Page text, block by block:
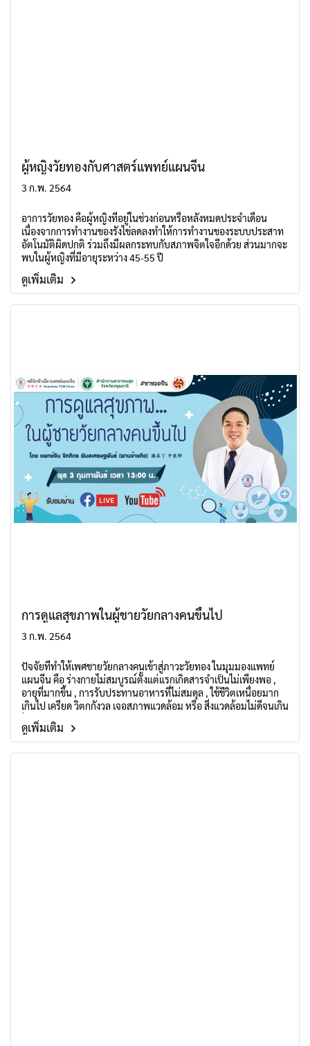
ผู้หญิงวัยทองกับศาสตร์แพทย์แผนจีน
3 ก.พ. 2564
อาการวัยทอง คือผู้หญิงที่อยู่ในช่วงก่อนหรือหลังหมดประจำเดือน
เนื่องจากการทำงานของรังไข่ลดลงทำให้การทำงานของระบบประสาท
อัตโนมัติผิดปกติ ร่วมถึงมีผลกระทบกับสภาพจิตใจอีกด้วย ส่วนมากจะ
พบในผู้หญิงที่มีอายุระหว่าง 45-55 ปี
ดูเพิ่มเติม
การดูแลสุขภาพในผู้ชายวัยกลางคนขึ้นไป
3 ก.พ. 2564
ปัจจัยที่ทำให้เพศชายวัยกลางคนเข้าสู่ภาวะวัยทอง ในมุมมองแพทย์
แผนจีน คือ ร่างกายไม่สมบูรณ์ตั้งแต่แรกเกิดสารจำเป็นไม่เพียงพอ ,
อายุที่มากขึ้น , การรับประทานอาหารที่ไม่สมดุล , ใช้ชีวิตเหนื่อยมาก
เกินไป เครียด วิตกกังวล เจอสภาพแวดล้อม หรือ สิ่งแวดล้อมไม่ดีจนเกิน
ดูเพิ่มเติม